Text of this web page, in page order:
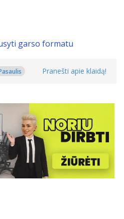
garso formatu
Pranešti apie klaidą!